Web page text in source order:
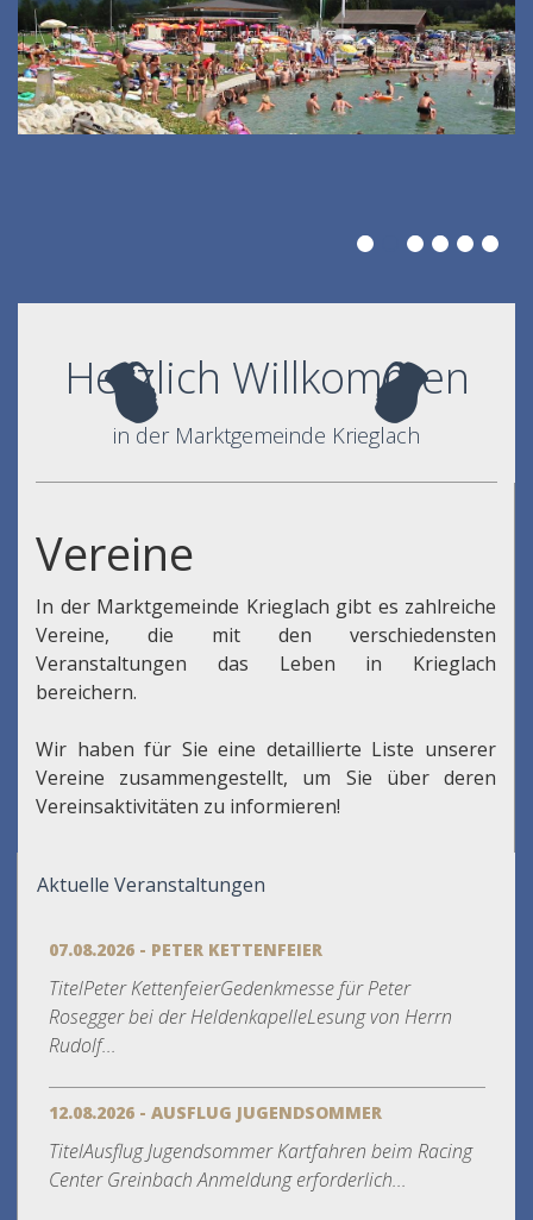
Herzlich Willkommen
in der Marktgemeinde Krieglach
Vereine
In der Marktgemeinde Krieglach gibt es zahlreiche
Vereine, die mit den verschiedensten
Veranstaltungen das Leben in Krieglach
bereichern.
Wir haben für Sie eine detaillierte Liste unserer
Vereine zusammengestellt, um Sie über deren
Vereinsaktivitäten zu informieren!
Aktuelle Veranstaltungen
07.08.2026 - PETER KETTENFEIER
TitelPeter KettenfeierGedenkmesse für Peter
Rosegger bei der HeldenkapelleLesung von Herrn
Rudolf...
12.08.2026 - AUSFLUG JUGENDSOMMER
TitelAusflug Jugendsommer Kartfahren beim Racing
Center Greinbach Anmeldung erforderlich...